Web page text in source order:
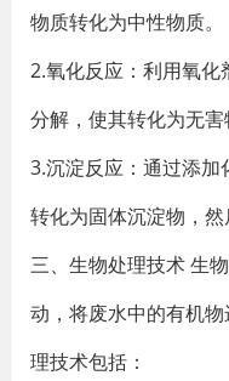
物质转化为中性物质。
2.氧化反应：利用氧
分解，使其转化为无害
3.沉淀反应：通过添
转化为固体沉淀物，然
三、生物处理技术 生
动，将废水中的有机
理技术包括：